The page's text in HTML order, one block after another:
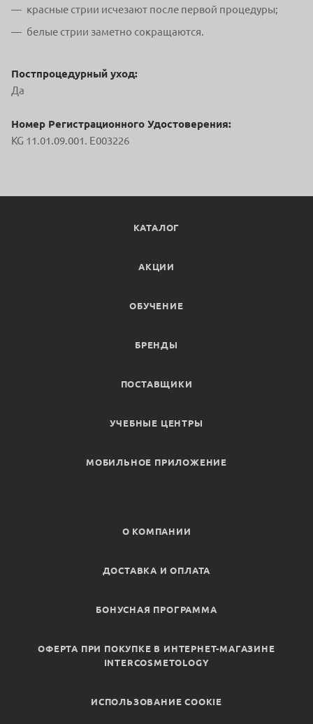
красные стрии исчезают после первой процедуры;
белые стрии заметно сокращаются.
Постпроцедурный уход:
Да
Номер Регистрационного Удостоверения:
KG 11.01.09.001. E003226
КАТАЛОГ
АКЦИИ
ОБУЧЕНИЕ
БРЕНДЫ
ПОСТАВЩИКИ
УЧЕБНЫЕ ЦЕНТРЫ
МОБИЛЬНОЕ ПРИЛОЖЕНИЕ
О КОМПАНИИ
ДОСТАВКА И ОПЛАТА
БОНУСНАЯ ПРОГРАММА
ОФЕРТА ПРИ ПОКУПКЕ В ИНТЕРНЕТ-МАГАЗИНЕ
INTERCOSMETOLOGY
ИСПОЛЬЗОВАНИЕ COOKIE